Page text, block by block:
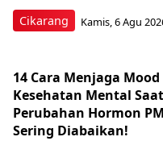
Cikarang Kamis, 6 Agu
14 Cara Menjaga
Kesehatan Mental
Perubahan Hormon
Sering Diabaikan!